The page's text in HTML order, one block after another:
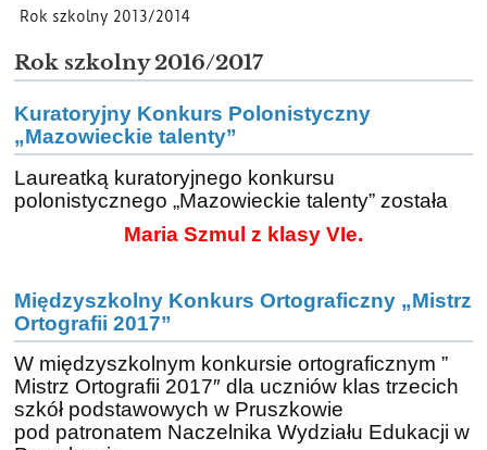
Rok szkolny 2013/2014
Rok szkolny 2016/2017
Kuratoryjny Konkurs Polonistyczny
„Mazowieckie talenty”
Laureatką kuratoryjnego konkursu
polonistycznego „Mazowieckie talenty” została
Maria Szmul z klasy VIe.
Międzyszkolny Konkurs Ortograficzny „Mistrz
Ortografii 2017”
W międzyszkolnym konkursie ortograficznym ”
Mistrz Ortografii 2017″ dla uczniów klas trzecich
szkół podstawowych w Pruszkowie
pod patronatem Naczelnika Wydziału Edukacji w